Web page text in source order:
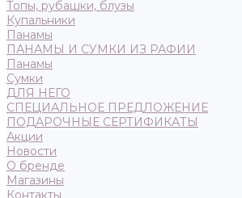
Топы, рубашки, блузы
Купальники
Панамы
ПАНАМЫ И СУМКИ ИЗ РАФИИ
Панамы
Сумки
ДЛЯ НЕГО
СПЕЦИАЛЬНОЕ ПРЕДЛОЖЕНИЕ
ПОДАРОЧНЫЕ СЕРТИФИКАТЫ
Акции
Новости
О бренде
Магазины
Контакты